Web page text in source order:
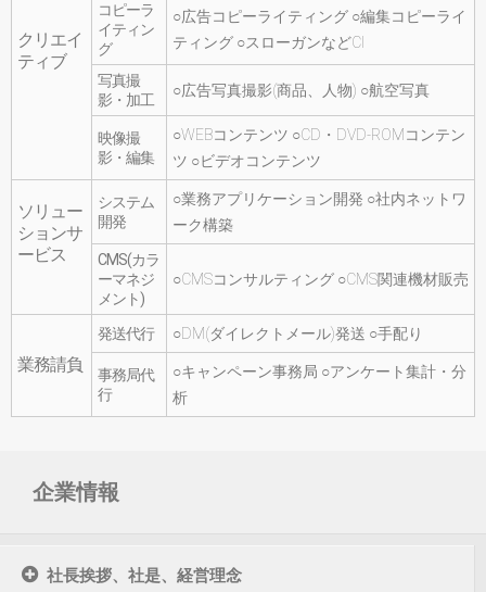
クリエイ
ティブ
コピーラ
イティン
グ
○広告コピーライティング ○編集コピーライ
ティング ○スローガンなどCI
写真撮
影・加工
○広告写真撮影(商品、人物) ○航空写真
映像撮
影・編集
○WEBコンテンツ ○CD・DVD-ROMコンテン
ツ ○ビデオコンテンツ
ソリュー
ションサ
ービス
システム
開発
○業務アプリケーション開発 ○社内ネットワ
ーク構築
CMS(カラ
ーマネジ
メント)
○CMSコンサルティング ○CMS関連機材販売
業務請負
発送代行 ○DM(ダイレクトメール)発送 ○手配り
事務局代
行
○キャンペーン事務局 ○アンケート集計・分
析
企業情報
社長挨拶、社是、経営理念